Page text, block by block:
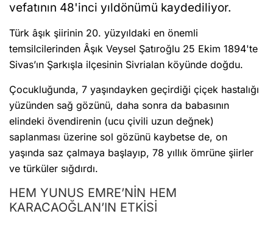
vefatının 48'inci yıldönümü kaydediliyor.
Türk âşık şiirinin 20. yüzyıldaki en önemli
temsilcilerinden Âşık Veysel Şatıroğlu 25 Ekim 1894'te
Sivas’ın Şarkışla ilçesinin Sivrialan köyünde doğdu.
Çocukluğunda, 7 yaşındayken geçirdiği çiçek hastalığı
yüzünden sağ gözünü, daha sonra da babasının
elindeki övendirenin (ucu çivili uzun değnek)
saplanması üzerine sol gözünü kaybetse de, on
yaşında saz çalmaya başlayıp, 78 yıllık ömrüne şiirler
ve türküler sığdırdı.
HEM YUNUS EMRE’NİN HEM
KARACAOĞLAN’IN ETKİSİ